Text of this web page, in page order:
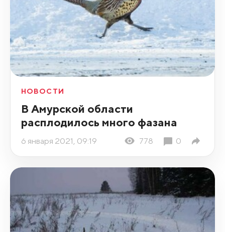
НОВОСТИ
В Амурской области
расплодилось много фазана
6 января 2021, 09:19 778 0